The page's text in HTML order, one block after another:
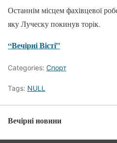
Останнім місцем фахівцевої
яку Луческу покинув торік.
“Вечірні Вісті”
Categories: Спорт
Tags: NULL
Вечірні новини